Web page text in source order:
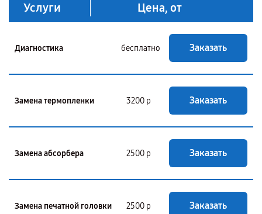
Услуги Цена, от
Диагностика бесплатно Заказать
Замена термопленки 3200 р Заказать
Замена абсорбера 2500 р Заказать
Замена печатной головки 2500 р Заказать